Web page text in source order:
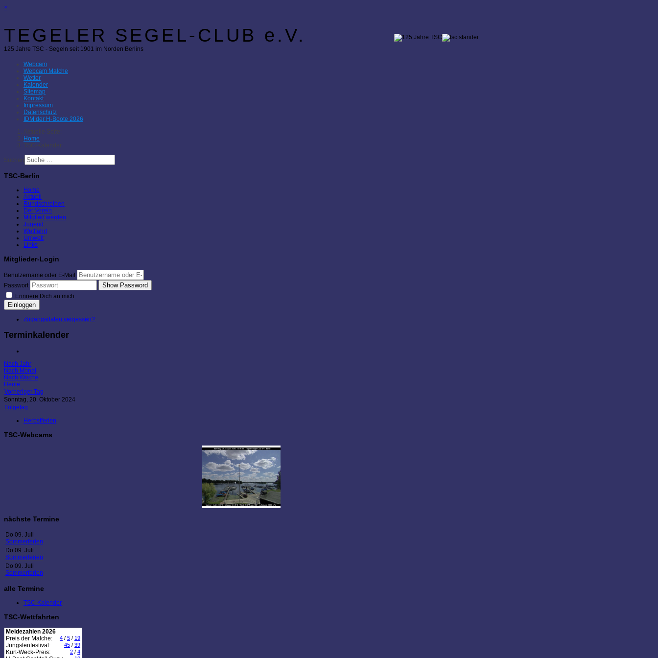
×
TEGELER SEGEL-CLUB e.V.
125 Jahre TSC - Segeln seit 1901 im Norden Berlins
Webcam
Webcam Malche
Wetter
Kalender
Sitemap
Kontakt
Impressum
Datenschutz
IDM der H-Boote 2026
Aktuelle Seite:
Home
TSC-Kalender
Suchen
TSC-Berlin
Home
Aktuell
Rundschreiben
Der Verein
Mitglied werden
Jugend
Wettfahrt
Umwelt
Links
Mitglieder-Login
Benutzername oder E-Mail
Passwort
Show Password
Erinnere Dich an mich
Einloggen
Zugangsdaten vergessen?
Terminkalender
Nach Jahr
Nach Monat
Nach Woche
Heute
Vorheriger Tag
Sonntag, 20. Oktober 2024
Folgetag
Herbstferien
TSC-Webcams
nächste Termine
Do 09. Juli
Sommerferien
Do 09. Juli
Sommerferien
Do 09. Juli
Sommerferien
alle Termine
TSC-Kalender
TSC-Wettfahrten
Meldezahlen 2026
Preis der Malche:
4 / 5 / 19
Jüngstenfestival: 45 / 39
Kurt-Weck-Preis: 2 / 4